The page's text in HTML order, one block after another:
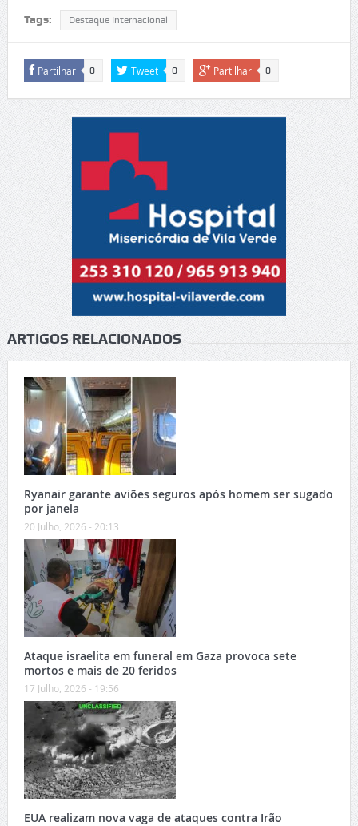
Tags: Destaque Internacional
Partilhar 0 Tweet 0 Partilhar 0
ARTIGOS RELACIONADOS
Ryanair garante aviões seguros após homem ser sugado
por janela
20 Julho, 2026 - 20:13
Ataque israelita em funeral em Gaza provoca sete
mortos e mais de 20 feridos
17 Julho, 2026 - 19:56
EUA realizam nova vaga de ataques contra Irão